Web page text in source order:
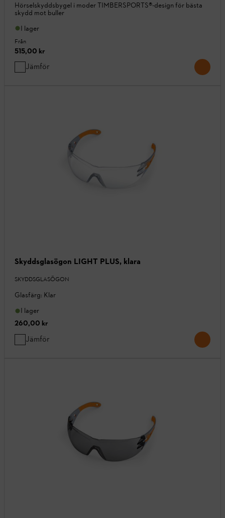
Hörselskyddsbygel i moder TIMBERSPORTS®-design för bästa
skydd mot buller
I lager
Från
515,00 kr
Jämför
Skyddsglasögon LIGHT PLUS, klara
SKYDDSGLASÖGON
Glasfärg: Klar
I lager
260,00 kr
Jämför